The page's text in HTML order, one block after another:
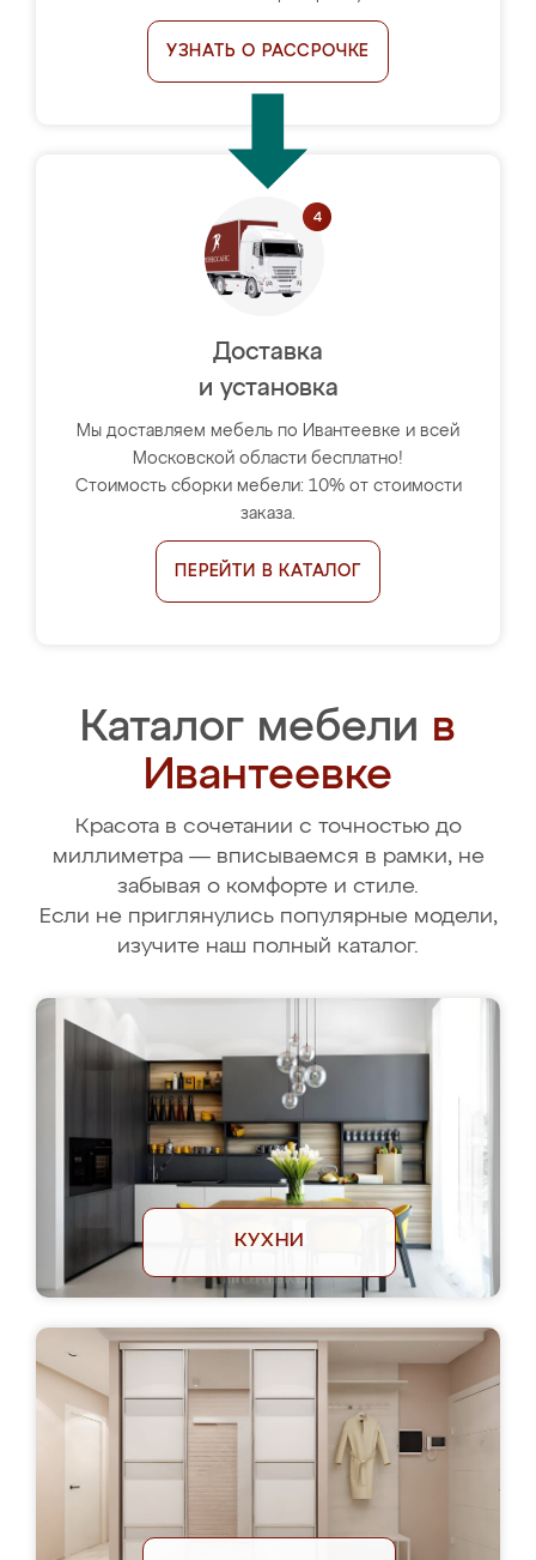
УЗНАТЬ О РАССРОЧКЕ
Доставка
и установка
Мы доставляем мебель по Ивантеевке и всей
Московской области бесплатно!
Стоимость сборки мебели: 10% от стоимости
заказа.
ПЕРЕЙТИ В КАТАЛОГ
Каталог мебели в
Ивантеевке
Красота в сочетании с точностью до
миллиметра — вписываемся в рамки, не
забывая о комфорте и стиле.
Если не приглянулись популярные модели,
изучите наш полный каталог.
КУХНИ